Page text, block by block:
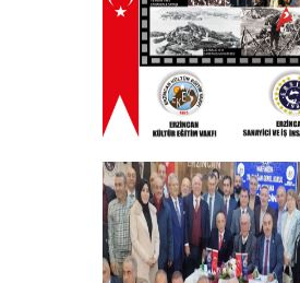
+
ERZINCAN VE TÜM
PROGRAMI
+